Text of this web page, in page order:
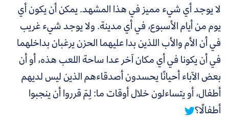
لا يوجد أي شيء مميز في هذا المشهد. يمكن أن يكون أي
يوم من أيام الأسبوع، في أي مدينة. ولا يوجد شيء غريب
في أن الأم والأب اللذين بدا عليهما الحزن يرغبان بداخلهما
في أن يكونا في أي مكان آخر عدا ساحة اللعب هذه، أو أن
بعض الآباء أحيانًا يحسدون أصدقاءهم الذين ليس لديهم
أطفال، أو يتساءلون خلال أوقات ما: لِمَ قرروا أن ينجبوا
أطفالًا؟